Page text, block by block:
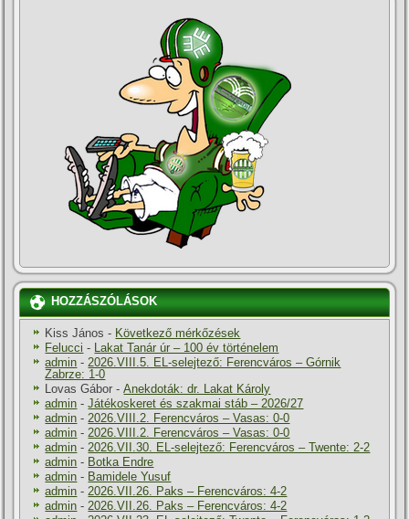
HOZZÁSZÓLÁSOK
Kiss János - Következő mérkőzések
Felucci - Lakat Tanár úr – 100 év történelem
admin -2026.VIII.5. EL-selejtező: Ferencváros – Górnik
Zabrze: 1-0
Lovas Gábor -Anekdoták: dr. Lakat Károly
admin -Játékoskeret és szakmai stáb – 2026/27
admin -2026.VIII.2. Ferencváros – Vasas: 0-0
admin -2026.VIII.2. Ferencváros – Vasas: 0-0
admin -2026.VII.30. EL-selejtező: Ferencváros – Twente: 2-2
admin - Botka Endre
admin - Bamidele Yusuf
admin -2026.VII.26. Paks – Ferencváros: 4-2
admin -2026.VII.26. Paks – Ferencváros: 4-2